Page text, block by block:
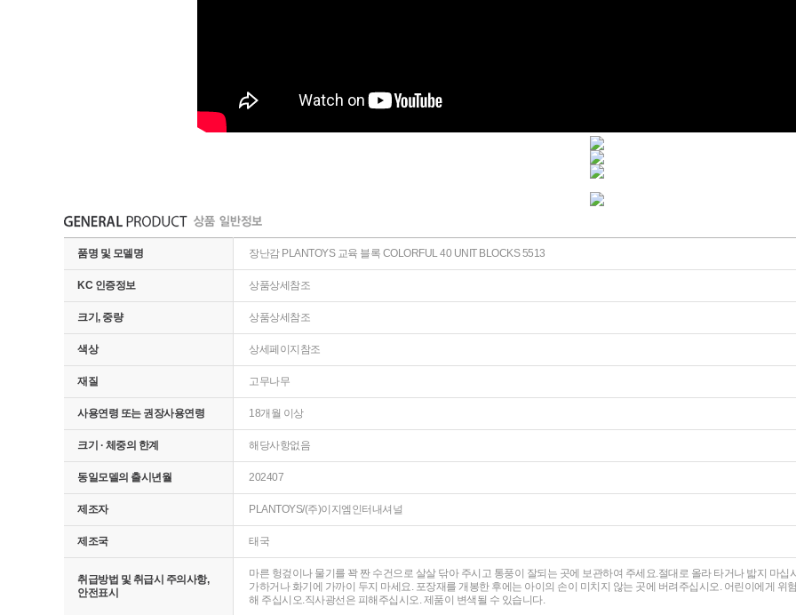
품명 및 모델명 장난감 PLANTOYS 교육 블록 COLORFUL 40 UNIT BLOCKS 5513
KC 인증정보 상품상세참조
크기, 중량 상품상세참조
색상 상세페이지참조
재질 고무나무
사용연령 또는 권장사용연령 18개월 이상
크기 · 체중의 한계 해당사항없음
동일모델의 출시년월 202407
제조자 PLANTOYS/(주)이지엠인터내셔널
제조국 태국
취급방법 및 취급시 주의사항,
안전표시
마른 헝겊이나 물기를 꽉 짠 수건으로 살살 닦아 주시고 통풍이 잘되는 곳에 보관하여 주세요.절대로 올라 타거나 밟지 마
가하거나 화기에 가까이 두지 마세요. 포장재를 개봉한 후에는 아이의 손이 미치지 않는 곳에 버려주십시오. 어린이에게
해 주십시오.직사광선은 피해주십시오. 제품이 변색될 수 있습니다.